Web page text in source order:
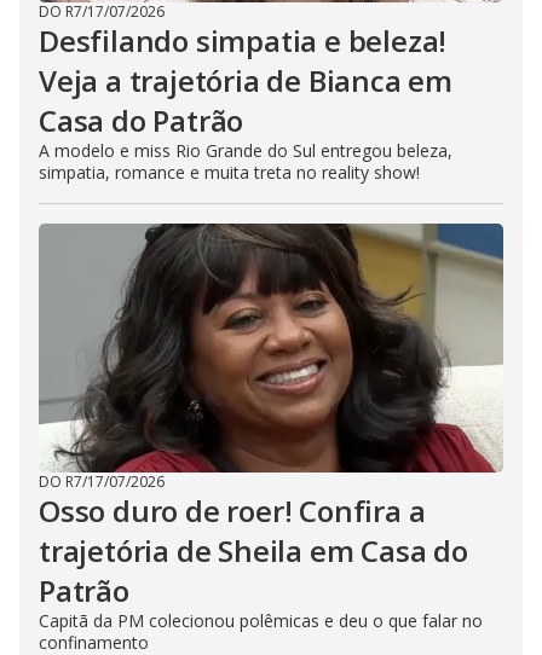
DO R7/17/07/2026
Desfilando simpatia e beleza!
Veja a trajetória de Bianca em
Casa do Patrão
A modelo e miss Rio Grande do Sul entregou beleza,
simpatia, romance e muita treta no reality show!
DO R7/17/07/2026
Osso duro de roer! Confira a
trajetória de Sheila em Casa do
Patrão
Capitã da PM colecionou polêmicas e deu o que falar no
confinamento